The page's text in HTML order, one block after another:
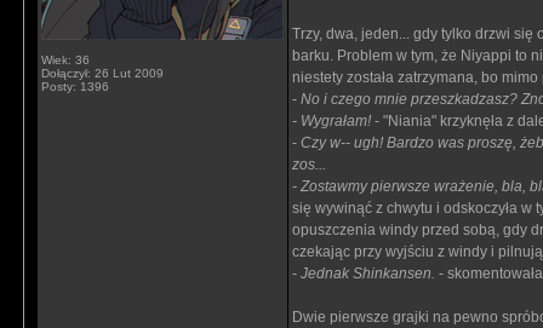
Wiek: 36
Dołączył: 26 Lut 2009
Posty: 1396
Trzy, dwa, jeden... gdy tylko drzwi się
barku. Problem w tym, że Niyappi to
niestety została zatrzymana, bo
- No i czego mnie przeszkadzasz?
- Wygrałam! - "Niania" krzyknęła z
- Czy w-- ugh! Bardzo was proszę,
zos...
- Zostawmy pierwsze wrażenie, bla,
się wywinąć z chwytu i odskoczyła w
opuszczenia windy przed sobą, gdy
czekając przy wyjściu z windy i
- Jednak Shinkansen. -
Dwie pierwsze grajki na pewno